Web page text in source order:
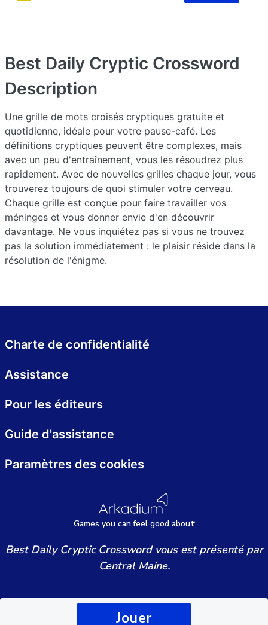
Jouer
Best Daily Cryptic Crossword
Description
Une grille de mots croisés cryptiques gratuite et
quotidienne, idéale pour votre pause-café. Les
définitions cryptiques peuvent être complexes, mais
avec un peu d'entraînement, vous les résoudrez plus
rapidement. Avec de nouvelles grilles chaque jour, vous
trouverez toujours de quoi stimuler votre cerveau.
Chaque grille est conçue pour faire travailler vos
méninges et vous donner envie d'en découvrir
davantage. Ne vous inquiétez pas si vous ne trouvez
pas la solution immédiatement : le plaisir réside dans la
résolution de l'énigme.
Games you canfeel good about
Charte de confidentialité
Assistance
Pour les éditeurs
Guide d'assistance
Paramètres des cookies
Best Daily Cryptic Crossword vous est présenté par
Central Maine.